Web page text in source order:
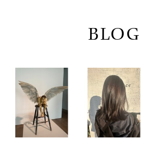
BLOG